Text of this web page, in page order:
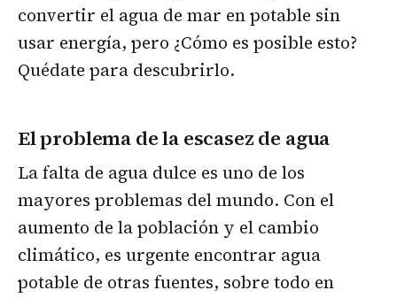
convertir el agua de mar en potable sin
usar energía, pero ¿Cómo es posible esto?
Quédate para descubrirlo.
El problema de la escasez de agua
La falta de agua dulce es uno de los
mayores problemas del mundo. Con el
aumento de la población y el cambio
climático, es urgente encontrar agua
potable de otras fuentes, sobre todo en